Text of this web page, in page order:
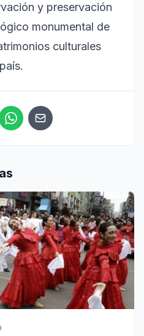
y preservación
monumental de
culturales